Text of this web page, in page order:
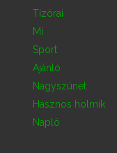
Tízórai
Mi
Sport
Ajánló
Nagyszünet
Hasznos holmik
Napló